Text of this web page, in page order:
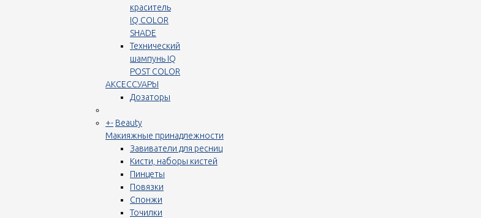
краситель
IQ COLOR
SHADE
Технический
шампунь IQ
POST COLOR
АКСЕССУАРЫ
Дозаторы
+- Beauty
Макияжные принадлежности
Завиватели для ресниц
Кисти, наборы кистей
Пинцеты
Повязки
Спонжи
Точилки